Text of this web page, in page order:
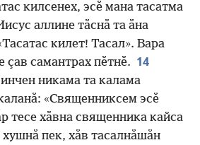
килсенех, эсӗ мана тасатма
аллине тӑснӑ та ӑна
килет! Тасал». Вара
ҫав самантрах пӗтнӗ. 14
никама та калама
«Священниксем эсӗ
тесе хӑвна священника кайса
пек, хӑв тасалнӑшӑн